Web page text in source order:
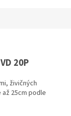
20P
živičných
25cm podle